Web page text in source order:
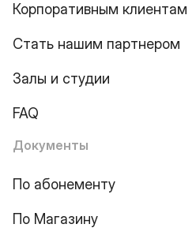
Корпоративным клиентам
Стать нашим партнером
Залы и студии
FAQ
Документы
По абонементу
По Магазину